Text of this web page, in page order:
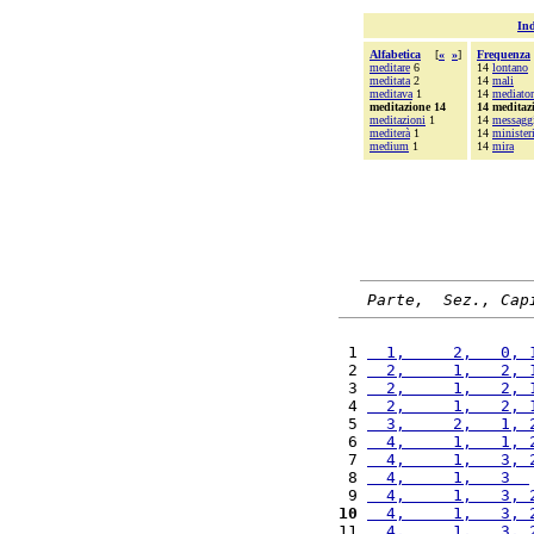
Alfabetica [« »]
meditare 6
meditata 2
meditava 1
meditazione 14
meditazioni 1
mediterà 1
medium 1
Frequenza
14 lontano
14 mali
14
14
14
14 ministeri
14 mira
Parte,  Sez.,
1
1,     2,   0,
2
2,     1,   2,
3
2,     1,   2,
4
2,     1,   2,
5
3,     2,   1,
6
4,     1,   1,
7
4,     1,   3,
8
  4,     1,   3
9
4,     1,   3,
10
4,     1,   3,